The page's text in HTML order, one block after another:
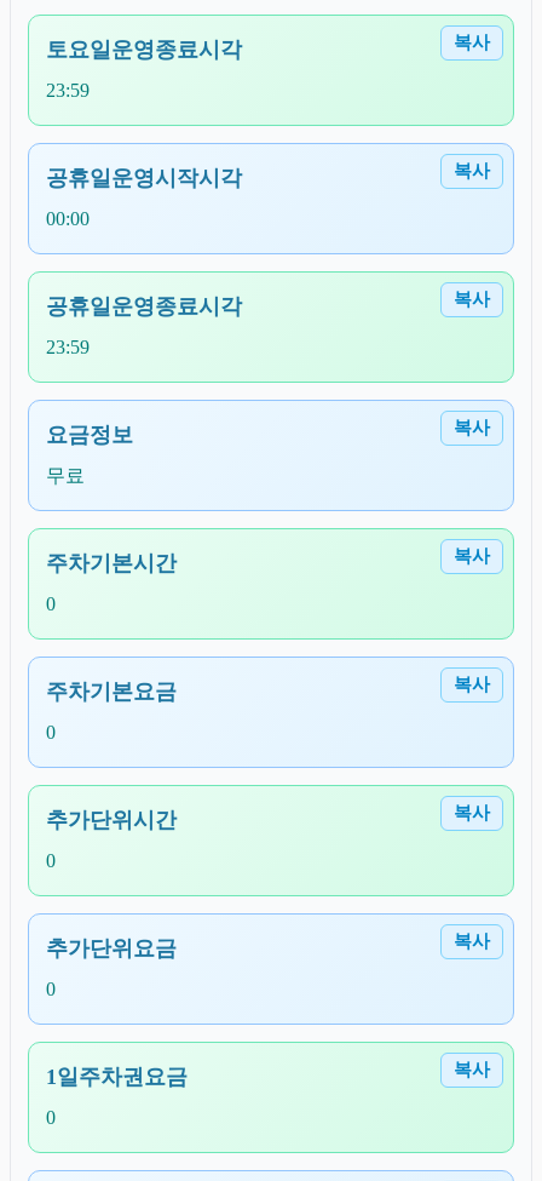
복사
토요일운영종료시각
23:59
복사
공휴일운영시작시각
00:00
복사
공휴일운영종료시각
23:59
복사
요금정보
무료
복사
주차기본시간
0
복사
주차기본요금
0
복사
추가단위시간
0
복사
추가단위요금
0
복사
1일주차권요금
0